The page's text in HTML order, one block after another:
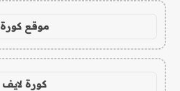
موقع كورة
كورة لايف